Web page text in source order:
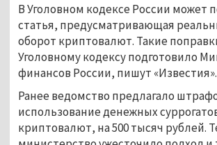
В Уголовном кодексе России может
статья, предусматривающая
оборот криптовалют. Такие
Уголовному кодексу подготовило
финансов России, пишут «Известия».
Ранее ведомство предлагало
использование денежных
криптовалют, на 500 тысяч рублей.